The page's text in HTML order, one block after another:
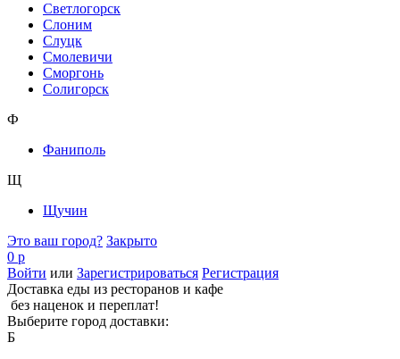
Светлогорск
Слоним
Слуцк
Смолевичи
Сморгонь
Солигорск
Ф
Фаниполь
Щ
Щучин
Это ваш город? Закрыто
0 р
Войти или Зарегистрироваться Регистрация
Доставка еды из ресторанов и кафе
без наценок и переплат!
Выберите город доставки:
Б